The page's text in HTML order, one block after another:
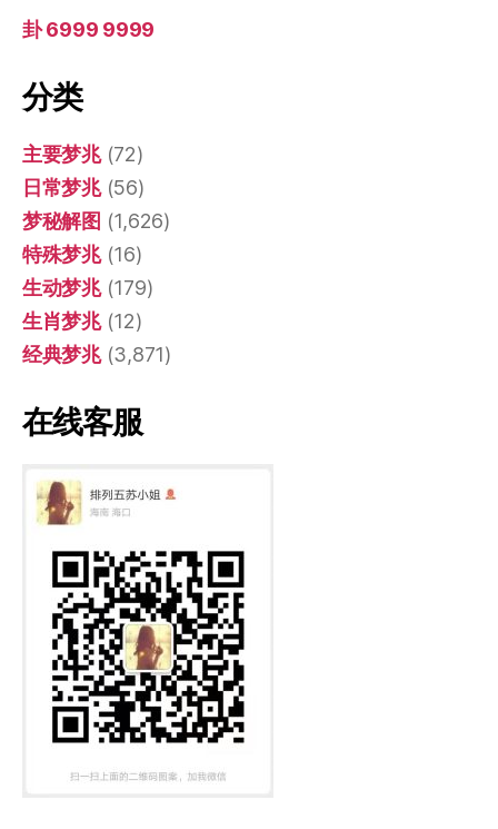
卦 6999 9999
分类
主要梦兆(72)
日常梦兆(56)
梦秘解图 (1,626)
特殊梦兆(16)
生动梦兆(179)
生肖梦兆(12)
经典梦兆(3,871)
在线客服